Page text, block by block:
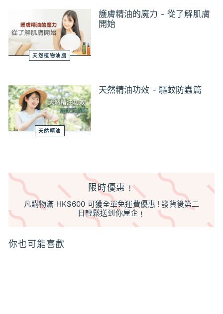
天然植物油脂
護膚精油的魔力 - 從了解肌膚
開始
天然精油
天然精油功效 - 驅蚊防蟲篇
限時優惠﹗
凡購物滿 HK$600 可獲全單免運費優惠 ! 發貨後第二
日輕鬆送到你屋企﹗
你也可能喜歡